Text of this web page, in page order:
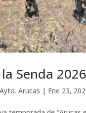
Senda 2026
Arucas | Ene 23,